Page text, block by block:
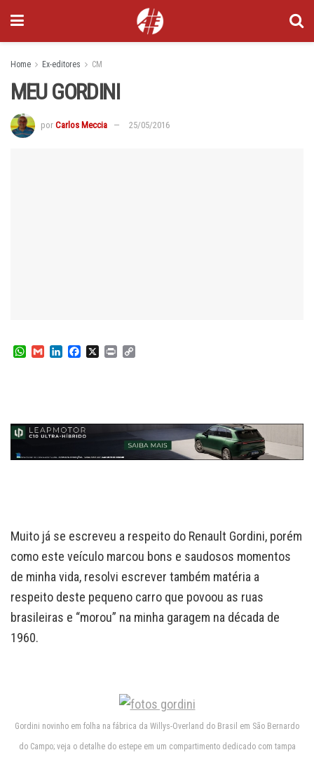
Home Ex-editores CM
MEU GORDINI
por Carlos Meccia 25/05/2016
W
p
p
I
n
o
k
n
k
Muito já se escreveu a respeito do Renault Gordini, porém
como este veículo marcou bons e saudosos momentos
de minha vida, resolvi escrever também matéria a
respeito deste pequeno carro que povoou as ruas
brasileiras e “morou” na minha garagem na década de
1960.
Gordini novinho em folha na fábrica da Willys-Overland do Brasil em São Bernardo
do Campo; veja o detalhe do estepe em um compartimento dedicado com tampa